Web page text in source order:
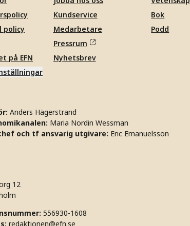
policy
på EFN
Kundservice
Medarbetare
Pressrum
Nyhetsbrev
Bok
Podd
Anders Hägerstrand
Maria Nordin Wessman
och tf ansvarig utgivare: Eric Emanuelsson
12
556930-1608
redaktionen@efn.se